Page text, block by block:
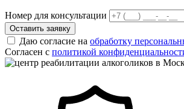
Номер для консультации
Оставить заявку
Даю согласие на обработку
Согласен с политикой